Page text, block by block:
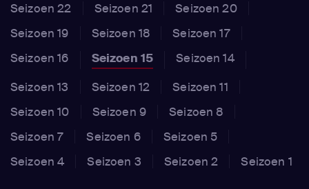
Seizoen 22
Seizoen 21
Seizoen 20
Seizoen 19
Seizoen 18
Seizoen 17
Seizoen 16
Seizoen 15
Seizoen 14
Seizoen 13
Seizoen 12
Seizoen 11
Seizoen 10
Seizoen 9
Seizoen 8
Seizoen 7
Seizoen 6
Seizoen 5
Seizoen 4
Seizoen 3 Seizoen 2 Seizoen 1